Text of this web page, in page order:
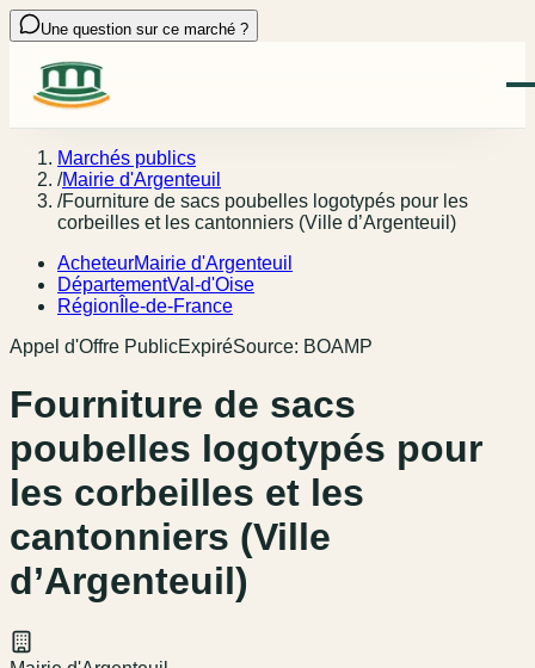
Une question sur ce marché ?
Marchés publics
/Mairie d'Argenteuil
/Fourniture de sacs poubelles logotypés pour les
corbeilles et les cantonniers (Ville d’Argenteuil)
AcheteurMairie d'Argenteuil
DépartementVal-d'Oise
Région Île-de-France
Appel d'Offre PublicExpiréSource: BOAMP
Fourniture de sacs
poubelles logotypés pour
les corbeilles et les
cantonniers (Ville
d’Argenteuil)